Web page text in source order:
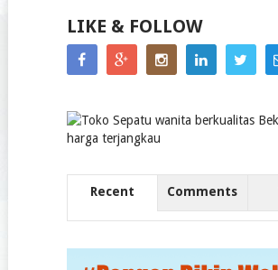
LIKE & FOLLOW
Recent Comments